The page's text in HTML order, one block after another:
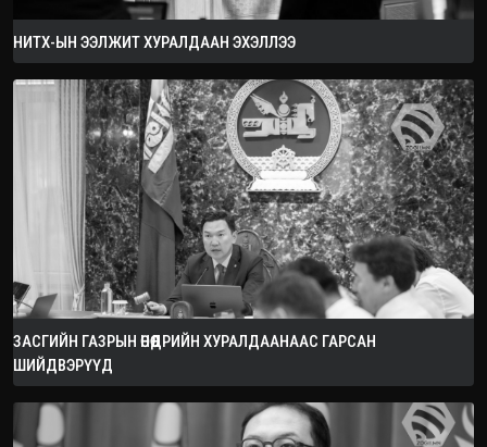
НИТХ-ЫН ЭЭЛЖИТ ХУРАЛДААН ЭХЭЛЛЭЭ
ЗАСГИЙН ГАЗРЫН ӨНӨӨДРИЙН ХУРАЛДААНААС ГАРСАН
ШИЙДВЭРҮҮД